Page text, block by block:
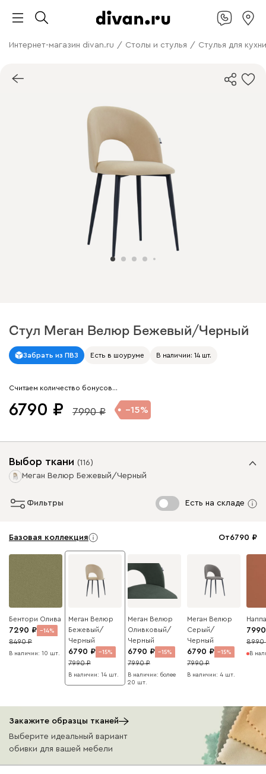
Интернет-магазин divan.ru / Столы и стулья / Стулья для кухни
Стул Меган Велюр Бежевый/Черный
Арт. 267582
Забрать из ПВЗ Есть в шоуруме В наличии: 14 шт.
Считаем количество бонусов…
6790 7990 15
Выбор ткани (116)
Меган Велюр Бежевый/Черный
Фильтры Есть на складе
Базовая коллекция От6790
Бентори Олива
7290 14
8490
В наличии: 10 шт.
Меган Велюр
Бежевый/
Черный
6790 15
7990
В наличии: 14 шт.
Меган Велюр
Оливковый/
Черный
6790 15
7990
В наличии: более
20 шт.
Меган Велюр
Серый/
Черный
6790 15
7990
В наличии: 4 шт.
7990
8990
В
9290
Закажите образцы тканей
Выберите идеальный вариант
обивки для вашей мебели